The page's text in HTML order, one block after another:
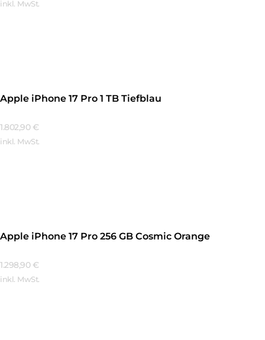
inkl. MwSt.
Apple iPhone 17 Pro 1 TB Tiefblau
1.802,90 €
inkl. MwSt.
Apple iPhone 17 Pro 256 GB Cosmic Orange
1.298,90 €
inkl. MwSt.